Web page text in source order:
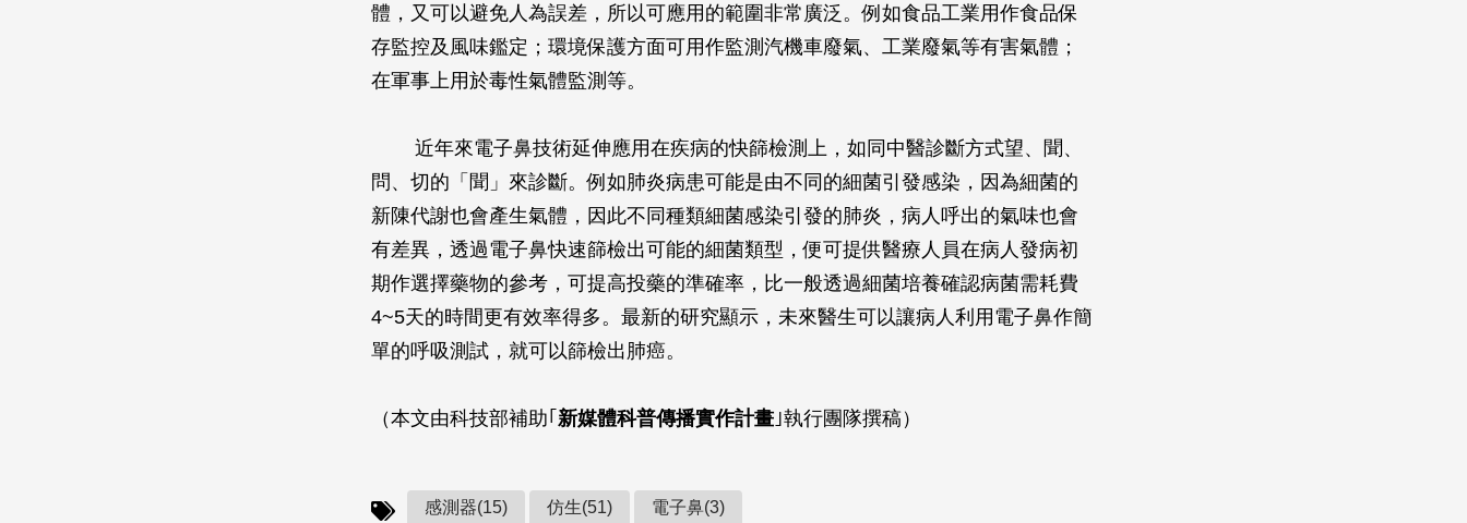
體，又可以避免人為誤差，所以可應用的範圍非常廣泛。例如食品工業用作食品保
存監控及風味鑑定；環境保護方面可用作監測汽機車廢氣、工業廢氣等有害氣體；
在軍事上用於毒性氣體監測等。
近年來電子鼻技術延伸應用在疾病的快篩檢測上，如同中醫診斷方式望、聞、
問、切的「聞」來診斷。例如肺炎病患可能是由不同的細菌引發感染，因為細菌的
新陳代謝也會產生氣體，因此不同種類細菌感染引發的肺炎，病人呼出的氣味也會
有差異，透過電子鼻快速篩檢出可能的細菌類型，便可提供醫療人員在病人發病初
期作選擇藥物的參考，可提高投藥的準確率，比一般透過細菌培養確認病菌需耗費
4~5天的時間更有效率得多。最新的研究顯示，未來醫生可以讓病人利用電子鼻作簡
單的呼吸測試，就可以篩檢出肺癌。
（本文由科技部補助｢ 新媒體科普傳播實作計畫 ｣執行團隊撰稿）
感測器(15) 仿生(51) 電子鼻(3)